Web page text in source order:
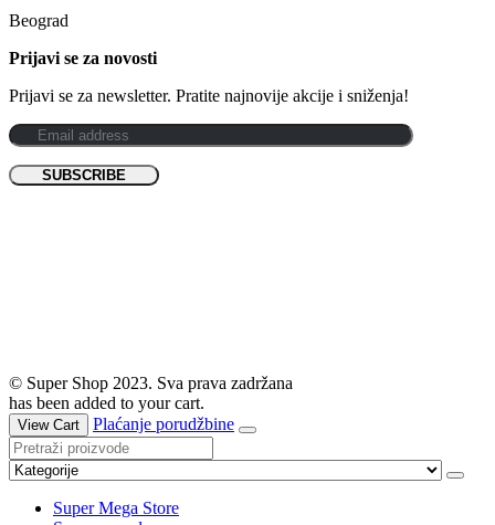
Beograd
Prijavi se za novosti
Prijavi se za newsletter. Pratite najnovije akcije i sniženja!
© Super Shop 2023. Sva prava zadržana
has been added to your cart.
View Cart Plaćanje porudžbine
Super Mega Store